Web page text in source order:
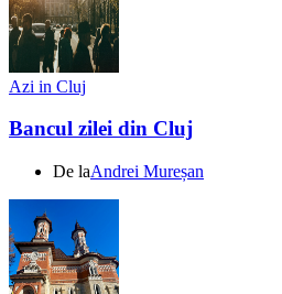
Azi in Cluj
Bancul zilei din Cluj
De laAndrei Mureșan